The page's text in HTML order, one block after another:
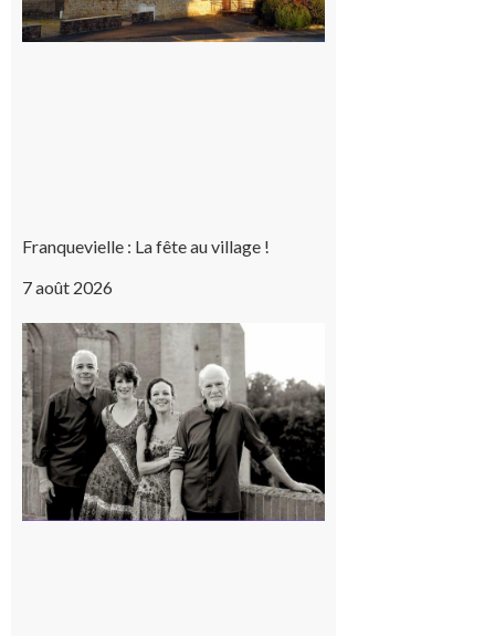
Franquevielle : La fête au village !
7 août 2026